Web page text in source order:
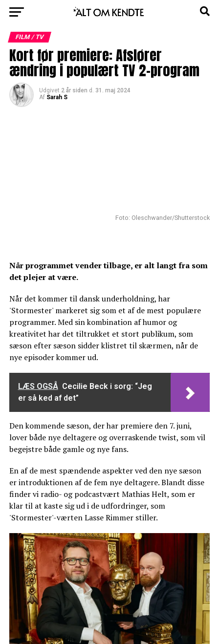
FILM / TV
Kort før premiere: Afslører
ændring i populært TV 2-program
Udgivet 2 år siden d. 31. maj 2024
Af Sarah S
Foto: Oleschwander/Shutterstock
Når programmet vender tilbage, er alt langt fra som
det plejer at være.
Når det kommer til dansk underholdning, har
'Stormester' markeret sig som et af de mest populære
programmer. Med sin kombination af humor og
kreativitet har det tiltrukket et stort publikum, som
sæson efter sæson sidder klistret til skærmen, når de
nye episoder kommer ud.
LÆS OGSÅ Cecilie Beck i sorg: “Jeg
er så ked af det”
Den kommende sæson, der har premiere den 7. juni,
lover både nye deltagere og overraskende twist, som vil
begejstre både gamle og nye fans.
En af de mest spændende aspekter ved den nye sæson
er introduktionen af de fem nye deltagere. Blandt disse
finder vi radio- og podcastvært Mathias Helt, som er
klar til at kaste sig ud i de udfordringer, som
'Stormester'-værten Lasse Rimmer stiller.